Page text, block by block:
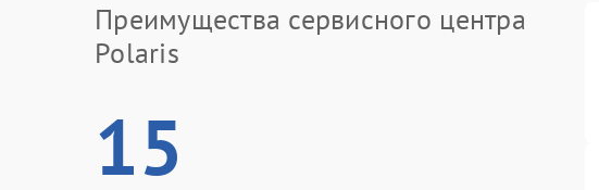
Преимущества сервисного центра
Polaris
15